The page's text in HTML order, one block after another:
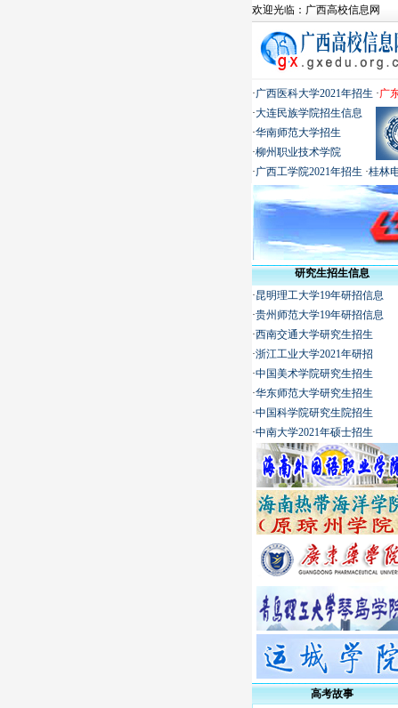
欢迎光临： 广西高校信息网
·广西医科大学2021年招生 ·广
·大连民族学院招生信息
·华南师范大学招生
·柳州职业技术学院
·广西工学院2021年招生 ·桂林
研究生招生信息
·昆明理工大学19年研招信息
·贵州师范大学19年研招信息
·西南交通大学研究生招生
·浙江工业大学2021年研招
·中国美术学院研究生招生
·华东师范大学研究生招生
·中国科学院研究生院招生
·中南大学2021年硕士招生
高考故事